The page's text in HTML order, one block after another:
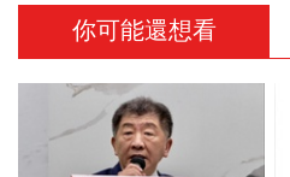
你可能還想看